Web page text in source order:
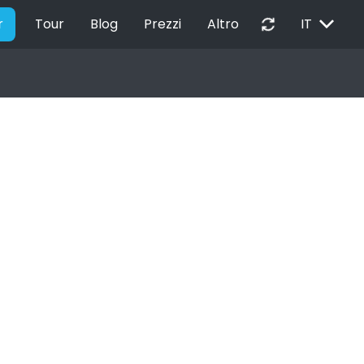
Tour Blog Prezzi Altro autorenew IT EXPAND_MORE